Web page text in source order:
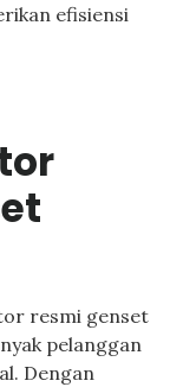
efisiensi
resmi genset
pelanggan
Dengan